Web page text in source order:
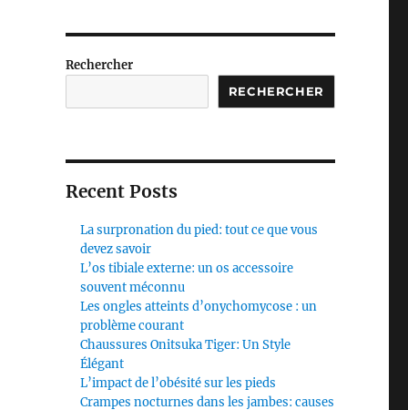
Rechercher
RECHERCHER
Recent Posts
La surpronation du pied: tout ce que vous
devez savoir
L’os tibiale externe: un os accessoire
souvent méconnu
Les ongles atteints d’onychomycose : un
problème courant
Chaussures Onitsuka Tiger: Un Style
Élégant
L’impact de l’obésité sur les pieds
Crampes nocturnes dans les jambes: causes